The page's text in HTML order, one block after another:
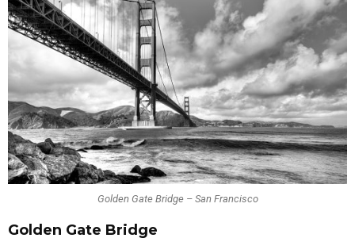
Golden Gate Bridge – San Francisco
Golden Gate Bridge